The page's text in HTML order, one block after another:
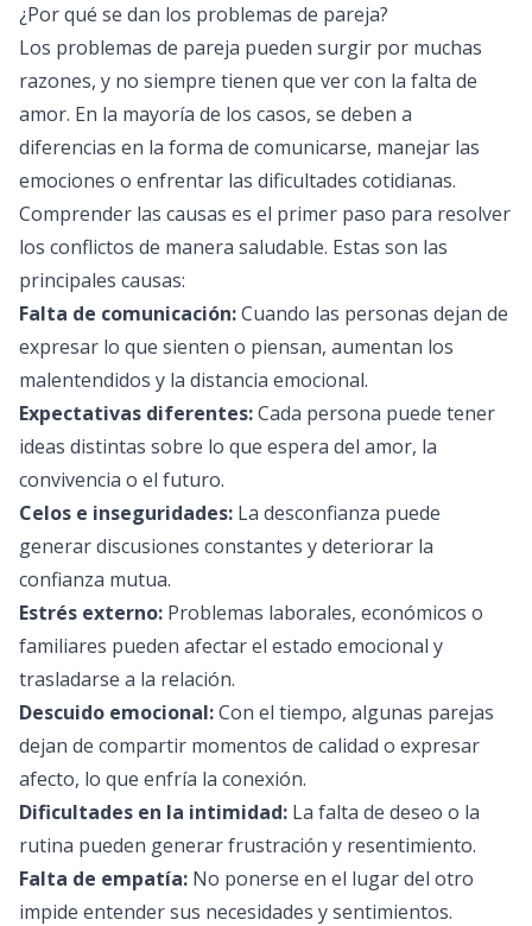
¿Por qué se dan los problemas de pareja?
Los problemas de pareja pueden surgir por muchas
razones, y no siempre tienen que ver con la falta de
amor. En la mayoría de los casos, se deben a
diferencias en la forma de comunicarse, manejar las
emociones o enfrentar las dificultades cotidianas.
Comprender las causas es el primer paso para resolver
los conflictos de manera saludable. Estas son las
principales causas:
Falta de comunicación:Cuando las personas dejan de
expresar lo que sienten o piensan, aumentan los
malentendidos y la distancia emocional.
Expectativas diferentes:Cada persona puede tener
ideas distintas sobre lo que espera del amor, la
convivencia o el futuro.
Celos e inseguridades: La desconfianza puede
generar discusiones constantes y deteriorar la
confianza mutua.
Estrés externo: Problemas laborales, económicos o
familiares pueden afectar el estado emocional y
trasladarse a la relación.
Descuido emocional:Con el tiempo, algunas parejas
dejan de compartir momentos de calidad o expresar
afecto, lo que enfría la conexión.
Dificultades en la intimidad: La falta de deseo o la
rutina pueden generar frustración y resentimiento.
Falta de empatía: No ponerse en el lugar del otro
impide entender sus necesidades y sentimientos.